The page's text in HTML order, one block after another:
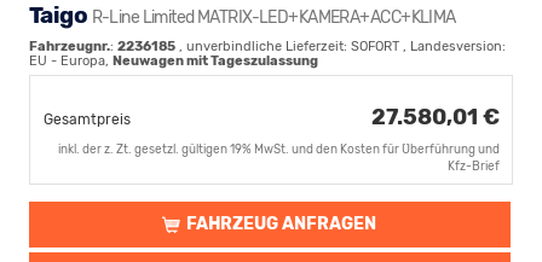
Taigo R-Line Limited MATRIX-LED+KAMERA+ACC+KLIMA
Fahrzeugnr.: 2236185 , unverbindliche Lieferzeit: SOFORT , Landesversion:
EU - Europa, Neuwagen mit Tageszulassung
Gesamtpreis 27.580,01 €
inkl. der z. Zt. gesetzl. gültigen 19% MwSt. und den Kosten für Überführung und
Kfz-Brief
FAHRZEUG ANFRAGEN